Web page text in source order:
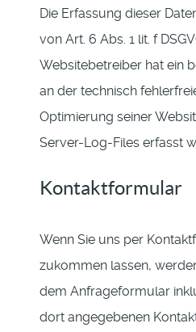
Die Erfassung dieser
von Art. 6 Abs. 1 lit. f
Websitebetreiber hat ein
an der technisch
Optimierung seiner
Server-Log-Files erfasst
Kontaktformular
Wenn Sie uns per
zukommen lassen,
dem Anfrageformular
dort angegebenen